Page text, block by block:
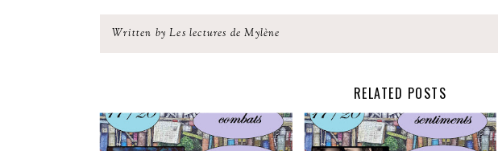
Written by Les lectures de Mylène
RELATED POSTS